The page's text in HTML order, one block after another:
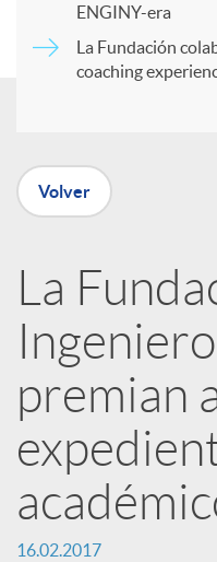
t
r
n
R
e
d
ENGINY-era
La Fundación
coaching
Volver
La
premian
16.02.2017